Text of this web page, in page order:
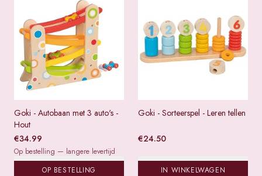
Goki - Autobaan met 3 auto's -
Hout
€34.99
Op bestelling — langere levertijd
OP BESTELLING
Goki - Sorteerspel - Leren tellen
€24.50
IN WINKELWAGEN